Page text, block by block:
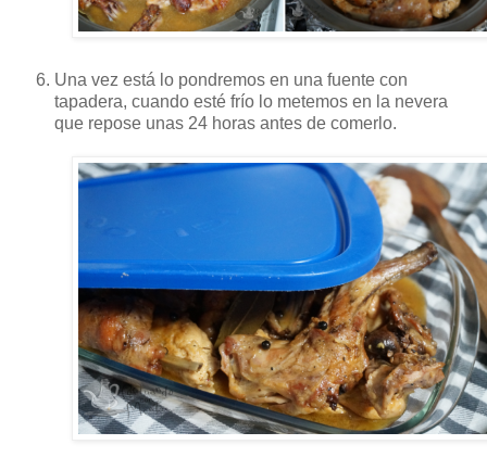
Una vez está lo pondremos en una fuente con
tapadera, cuando esté frío lo metemos en la nevera
que repose unas 24 horas antes de comerlo.